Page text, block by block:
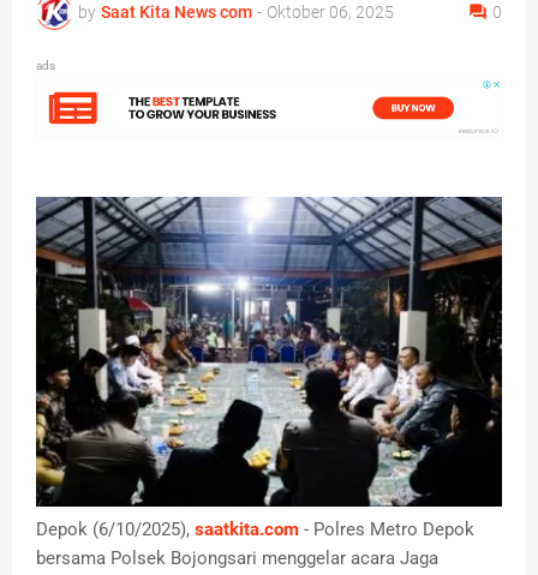
by Saat Kita News com - Oktober 06, 2025 0
ads
Depok (6/10/2025), saatkita.com - Polres Metro Depok
bersama Polsek Bojongsari menggelar acara Jaga